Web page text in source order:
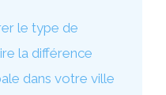
le type de
la différence
dans votre ville